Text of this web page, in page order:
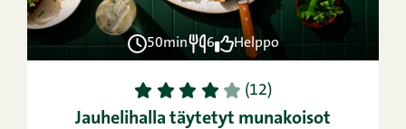
50min 6 Helppo
1 2 3 4 5 (12)
Jauhelihalla täytetyt munakoisot